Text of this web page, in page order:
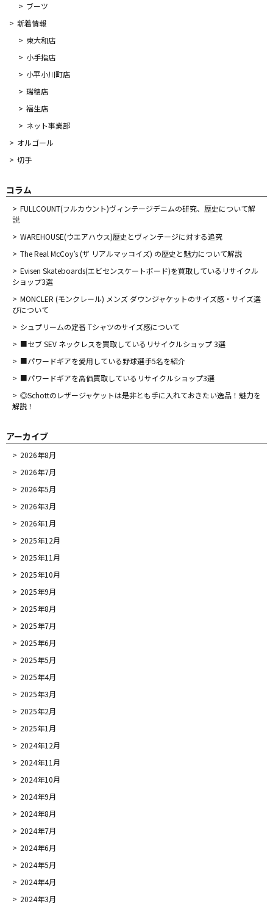
ブーツ
新着情報
東大和店
小手指店
小平小川町店
瑞穂店
福生店
ネット事業部
オルゴール
切手
コラム
FULLCOUNT(フルカウント)ヴィンテージデニムの研究、歴史について解
説
WAREHOUSE(ウエアハウス)歴史とヴィンテージに対する追究
The Real McCoy’s (ザ リアルマッコイズ) の歴史と魅力について解説
Evisen Skateboards(エビセンスケートボード)を買取しているリサイクル
ショップ3選
MONCLER (モンクレール) メンズ ダウンジャケットのサイズ感・サイズ選
びについて
シュプリームの定番 Tシャツのサイズ感について
■セブ SEV ネックレスを買取しているリサイクルショップ 3選
■パワードギアを愛用している野球選手5名を紹介
■パワードギアを高価買取しているリサイクルショップ3選
◎Schottのレザージャケットは是非とも手に入れておきたい逸品！魅力を
解説！
アーカイブ
2026年8月
2026年7月
2026年5月
2026年3月
2026年1月
2025年12月
2025年11月
2025年10月
2025年9月
2025年8月
2025年7月
2025年6月
2025年5月
2025年4月
2025年3月
2025年2月
2025年1月
2024年12月
2024年11月
2024年10月
2024年9月
2024年8月
2024年7月
2024年6月
2024年5月
2024年4月
2024年3月